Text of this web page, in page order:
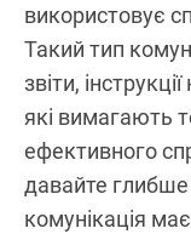
використовує
Такий тип
звіти,
які вимагають
ефективного
давайте глибше
комунікація